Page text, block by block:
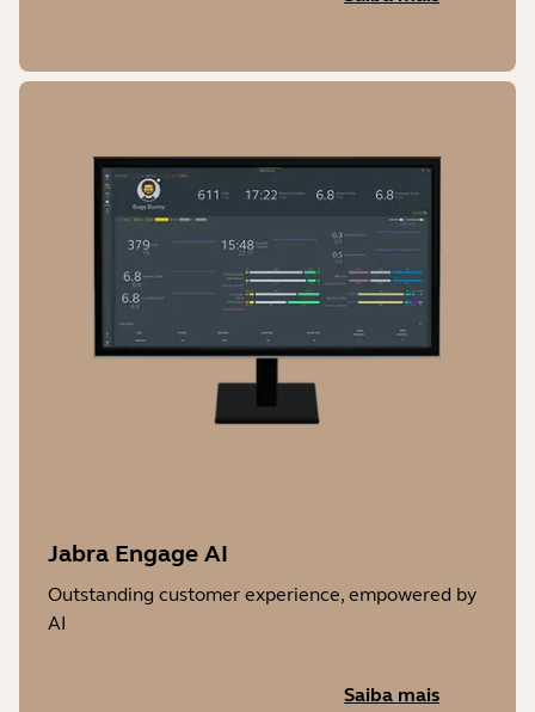
Jabra Engage AI
Outstanding customer experience, empowered by
AI
Saiba mais